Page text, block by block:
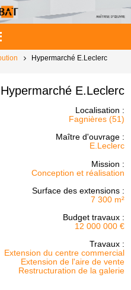
Hypermarché E.Leclerc
Hypermarché E.Leclerc
Localisation :
Fagnières (51)
Maître d'ouvrage :
E.Leclerc
Mission :
Conception et réalisation
Surface des extensions :
7 300 m²
Budget travaux :
12 000 000 €
Travaux :
Extension du centre commercial
Extension de l'aire de vente
Restructuration de la galerie